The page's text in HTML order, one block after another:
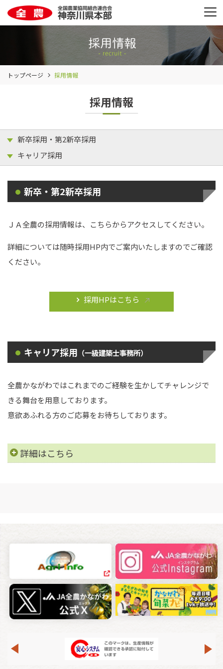
トップページ 採用情報
採用情報
新卒採用・第2新卒採用
キャリア採用
新卒・第2新卒採用
ＪＡ全農の採用情報は、こちらからアクセスしてください。
詳細については随時採用HP内でご案内いたしますのでご確認
ください。
採用HPはこちら
キャリア採用 （一級建築士事務所）
全農かながわではこれまでのご経験を生かしてチャレンジで
きる舞台を用意しております。
意欲あふれる方のご応募をお待ちしております。
詳細はこちら